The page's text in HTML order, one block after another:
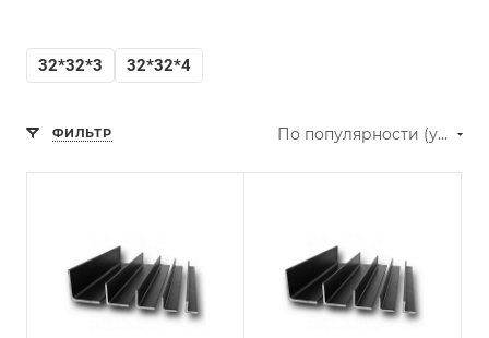
32*32*3 32*32*4
ФИЛЬТР По популярности (убывание)